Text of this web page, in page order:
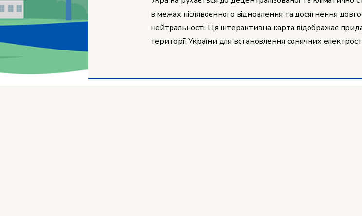
в межах післявоєнного відновлення та досягнення
нейтральності. Ця інтерактивна карта відображає
території України для встановлення сонячних